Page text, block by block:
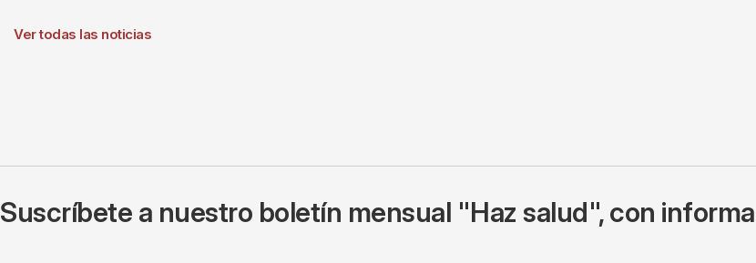
Ver todas las noticias
Suscríbete a nuestro boletín mensual "Haz salud", con